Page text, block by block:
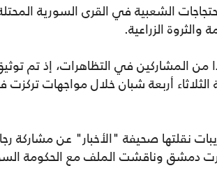
الشعبية في القرى السورية
الزراعية.
من المشاركين في التظاهرات، إذ تم
أربعة شبان خلال مواجهات تركزت
نقلتها صحيفة "الأخبار" عن مشاركة
دمشق وناقشت الملف مع الحكومة